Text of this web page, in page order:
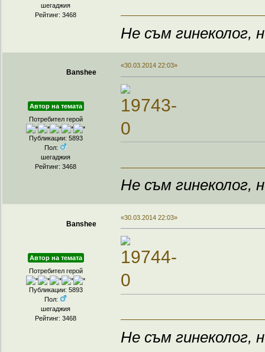
шегаджия
Рейтинг: 3468
Не съм гинеколог,
Banshee
Автор на темата
Потребител герой
Публикации: 5893
Пол:
шегаджия
Рейтинг: 3468
«30.03.2014 22:03»
Не съм гинеколог,
Banshee
Автор на темата
Потребител герой
Публикации: 5893
Пол:
шегаджия
Рейтинг: 3468
«30.03.2014 22:03»
Не съм гинеколог,